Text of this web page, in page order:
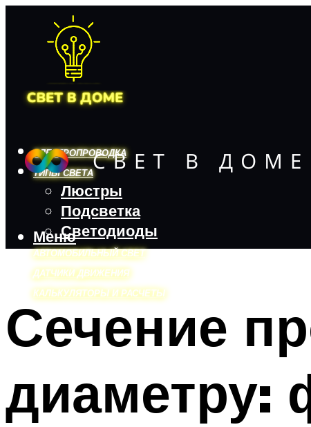
ЭЛЕКТРОПРОВОДКА
ТИПЫ СВЕТА
Люстры
Подсветка
Светодиоды
АВТОМОБИЛЬНЫЙ СВЕТ
ДАТЧИКИ ДВИЖЕНИЯ
КАЛЬКУЛЯТОРЫ И РАСЧЕТЫ
Меню
Меню
Сечение
диаметру: